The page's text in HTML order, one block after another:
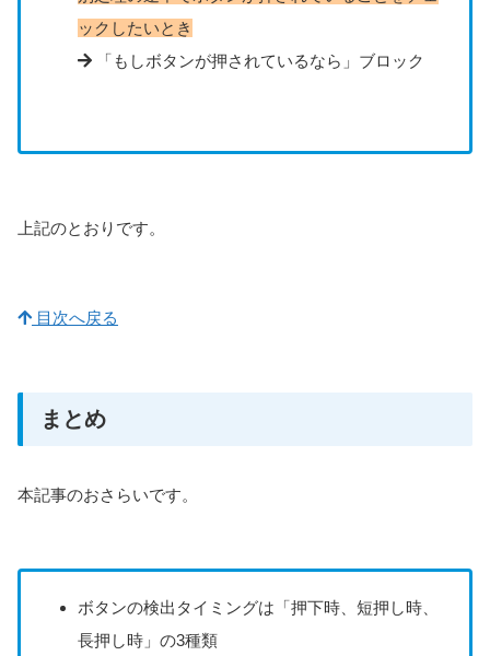
ックしたいとき
「もしボタンが押されているなら」ブロック
上記のとおりです。
目次へ戻る
まとめ
本記事のおさらいです。
ボタンの検出タイミングは「押下時、短押し時、
長押し時」の3種類